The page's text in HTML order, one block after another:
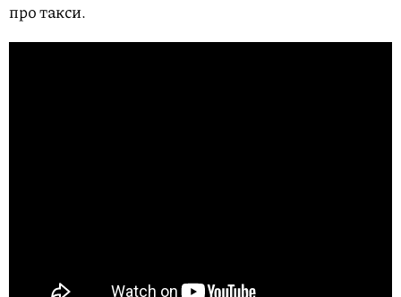
про такси.